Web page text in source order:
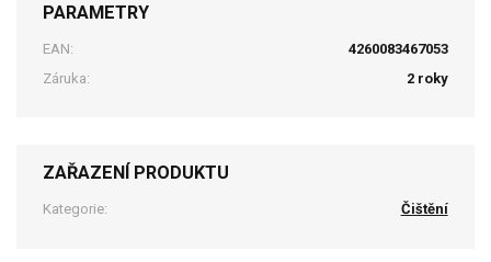
PARAMETRY
EAN:
4260083467053
Záruka:
2 roky
ZAŘAZENÍ PRODUKTU
Kategorie: Čištění